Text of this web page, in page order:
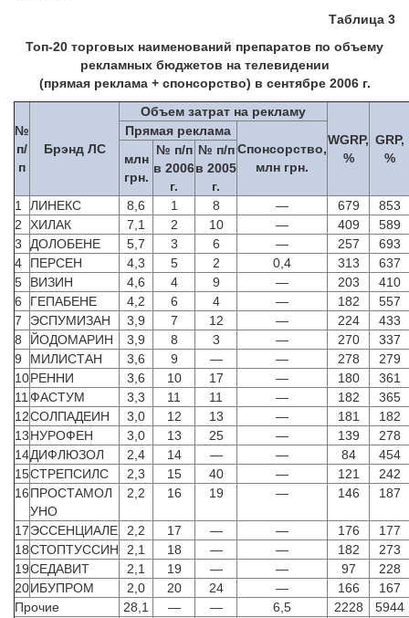
Таблица 3
Топ-20 торговых наименований препаратов по объему
рекламных бюджетов на телевидении
(прямая реклама + спонсорство) в сентябре 2006 г.
№
п/
п
Брэнд ЛС
Объем затрат на рекламу
WGRP,
%
GRP,
%
Прямая реклама
Спонсорство,
млн грн.
млн
грн.
№ п/п
в 2006
г.
№ п/п
в 2005
г.
1
ЛИНЕКС 8,6 1 8 — 679
853
2
ХИЛАК 7,1 2 10 — 409
589
3
ДОЛОБЕНЕ 5,7 3 6 — 257
693
4
ПЕРСЕН 4,3 5 2 0,4 313
637
5
ВИЗИН 4,6 4 9 — 203
410
6
ГЕПАБЕНЕ 4,2 6 4 — 182
557
7
ЭСПУМИЗАН 3,9 7 12 — 224
433
8
ЙОДОМАРИН 3,9 8 3 — 270
337
9
МИЛИСТАН 3,6 9 — — 278
279
10РЕННИ 3,6 10 17 — 180
361
11 ФАСТУМ 3,3 11 11 — 182
365
12СОЛПАДЕИН 3,0 12 13 — 181
182
13НУРОФЕН 3,0 13 25 — 139
278
14ДИФЛЮЗОЛ 2,4 14 — — 84
454
15СТРЕПСИЛС 2,3 15 40 — 121
242
16ПРОСТАМОЛ
УНО
2,2 16 19 — 146 187
17ЭССЕНЦИАЛЕ 2,2 17 — — 176
177
18СТОПТУССИН 2,1 18 — — 182
273
19СЕДАВИТ 2,1 19 — — 97
228
20ИБУПРОМ 2,0 20 24 — 166
167
Прочие
28,1 — — 6,5 2228
5944